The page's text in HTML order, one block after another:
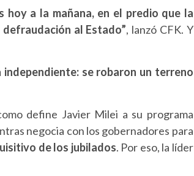
a la mañana, en el predio que la
al Estado”, lanzó CFK. Y
se robaron un terreno
define Javier Milei a su programa
negocia con los gobernadores para
de los jubilados. Por eso, la líder